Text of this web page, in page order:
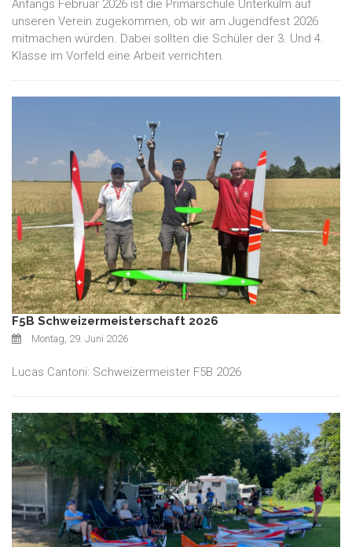
Anfangs Februar 2026 ist die Primarschule Unterkulm auf
unseren Verein zugekommen, ob wir am Jugendfest 2026
mitmachen würden. Dabei sollten die Schüler der 3. Und 4.
Klasse im Vorfeld eine Arbeit verrichten.
F5B Schweizermeisterschaft 2026
Montag, 29. Juni 2026
Lucas Cantoni: Schweizermeister F5B 2026